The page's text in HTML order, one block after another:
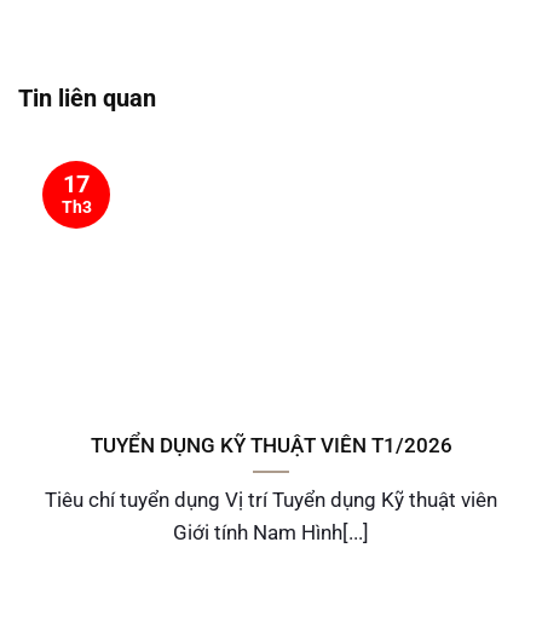
Tin liên quan
TUYỂN DỤNG KỸ THUẬT VIÊN T1/2026
Tiêu chí tuyển dụng Vị trí Tuyển dụng Kỹ thuật viên
Giới tính Nam Hình[...]
17
Th3